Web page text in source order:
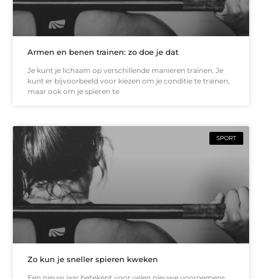
Armen en benen trainen: zo doe je dat
Je kunt je lichaam op verschillende manieren trainen. Je
kunt er bijvoorbeeld voor kiezen om je conditie te trainen,
maar ook om je spieren te
SPORT
Zo kun je sneller spieren kweken